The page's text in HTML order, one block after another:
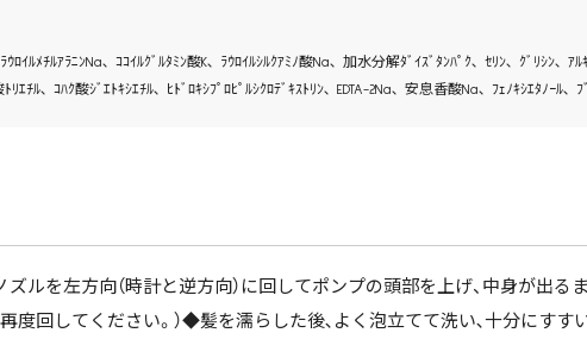
ﾛｲﾙﾒﾁﾙｱﾗﾆﾝNa､ ｺｺｲﾙｸﾞﾙﾀﾐﾝ酸K､ ﾗｳﾛｲﾙｼﾙｸｱﾐﾉ酸Na､ 加水分解ﾀﾞｲｽﾞﾀﾝﾊﾟｸ､ ｾﾘﾝ､ ｸﾞﾘｼﾝ､ ｱ
ｴﾁﾙ､ ｺﾊｸ酸ｼﾞｴﾄｷｼｴﾁﾙ､ ﾋﾄﾞﾛｷｼﾌﾟﾛﾋﾟﾙｼｸﾛﾃﾞｷｽﾄﾘﾝ､ EDTA-2Na､ 安息香酸Na､ ﾌｪﾉｷｼｴﾀﾉｰﾙ､
ルを左方向（時計と逆方向）に回してポンプの頭部を上げ、中身が出る
度回してください。）◆髪を濡らした後､よく泡立てて洗い､十分にすす